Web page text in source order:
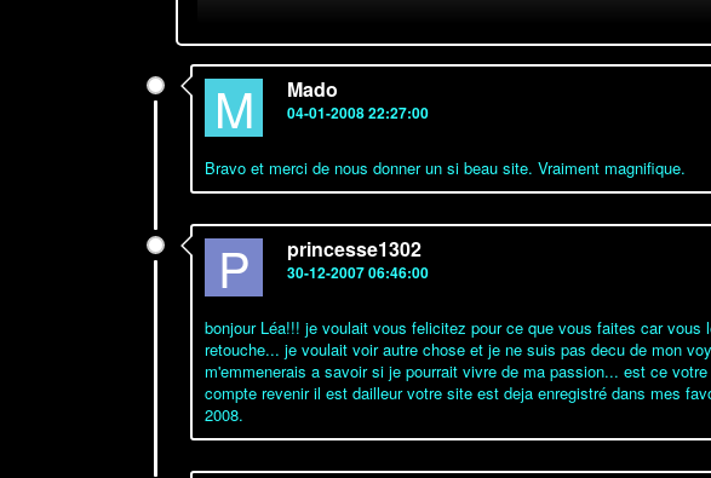
M Mado
04-01-2008 22:27:00
Bravo et merci de nous donner un si beau site. Vraiment magnifique.
P princesse1302
30-12-2007 06:46:00
bonjour Léa!!! je voulait vous felicitez pour ce que vous faites car
retouche... je voulait voir autre chose et je ne suis pas decu de mon
m'emmenerais a savoir si je pourrait vivre de ma passion... est ce
compte revenir il est dailleur votre site est deja enregistré dans mes
2008.